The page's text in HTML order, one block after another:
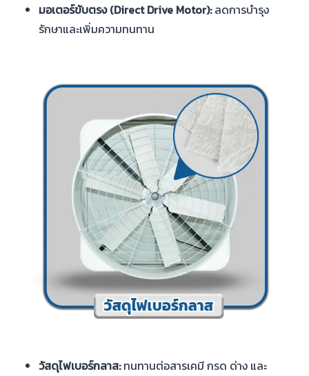
มอเตอร์ขับตรง (Direct Drive Motor):ลดการบำรุง
รักษาและเพิ่มความทนทาน
วัสดุไฟเบอร์กลาส:ทนทานต่อสารเคมี กรด ด่าง และ